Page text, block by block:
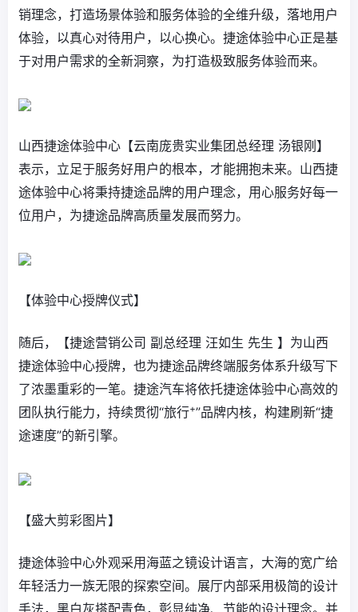
销理念，打造场景体验和服务体验的全维升级，落地用户
体验，以真心对待用户，以心换心。捷途体验中心正是基
于对用户需求的全新洞察，为打造极致服务体验而来。
山西捷途体验中心【云南庞贵实业集团总经理 汤银刚】
表示，立足于服务好用户的根本，才能拥抱未来。山西捷
途体验中心将秉持捷途品牌的用户理念，用心服务好每一
位用户，为捷途品牌高质量发展而努力。
【体验中心授牌仪式】
随后，【捷途营销公司 副总经理 汪如生 先生 】为山西
捷途体验中心授牌，也为捷途品牌终端服务体系升级写下
了浓墨重彩的一笔。捷途汽车将依托捷途体验中心高效的
团队执行能力，持续贯彻“旅行+”品牌内核，构建刷新“捷
途速度”的新引擎。
【盛大剪彩图片】
捷途体验中心外观采用海蓝之镜设计语言，大海的宽广给
年轻活力一族无限的探索空间。展厅内部采用极简的设计
手法，黑白灰搭配青色，彰显纯净、节能的设计理念。并